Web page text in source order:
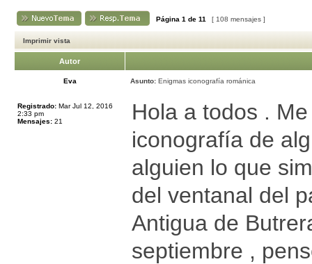
Página 1 de 11 [ 108 mensajes ]
Imprimir vista
Autor
Eva Asunto: Enigmas iconografía románica
Registrado: Mar Jul 12, 2016
2:33 pm
Mensajes: 21
Hola a todos .
iconografía de
alguien lo que
del ventanal del
Antigua de
septiembre ,